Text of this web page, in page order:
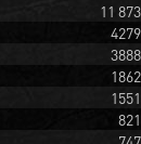
11 873
4279
3888
1862
1551
821